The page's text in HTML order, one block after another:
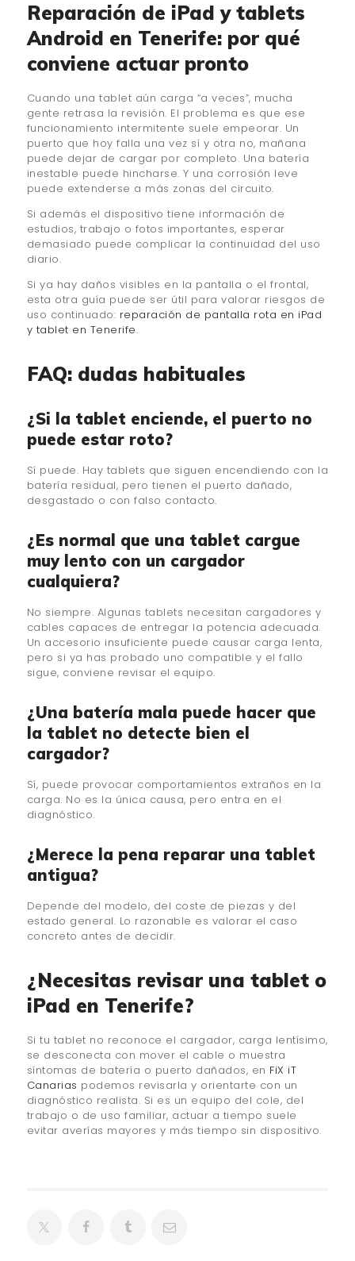
Reparación de iPad y tablets
Android en Tenerife: por qué
conviene actuar pronto
Cuando una tablet aún carga “a veces”, mucha
gente retrasa la revisión. El problema es que ese
funcionamiento intermitente suele empeorar. Un
puerto que hoy falla una vez sí y otra no, mañana
puede dejar de cargar por completo. Una batería
inestable puede hincharse. Y una corrosión leve
puede extenderse a más zonas del circuito.
Si además el dispositivo tiene información de
estudios, trabajo o fotos importantes, esperar
demasiado puede complicar la continuidad del uso
diario.
Si ya hay daños visibles en la pantalla o el frontal,
esta otra guía puede ser útil para valorar riesgos de
uso continuado: reparación de pantalla rota en iPad
y tablet en Tenerife.
FAQ: dudas habituales
¿Si la tablet enciende, el puerto no
puede estar roto?
Sí puede. Hay tablets que siguen encendiendo con la
batería residual, pero tienen el puerto dañado,
desgastado o con falso contacto.
¿Es normal que una tablet cargue
muy lento con un cargador
cualquiera?
No siempre. Algunas tablets necesitan cargadores y
cables capaces de entregar la potencia adecuada.
Un accesorio insuficiente puede causar carga lenta,
pero si ya has probado uno compatible y el fallo
sigue, conviene revisar el equipo.
¿Una batería mala puede hacer que
la tablet no detecte bien el
cargador?
Sí, puede provocar comportamientos extraños en la
carga. No es la única causa, pero entra en el
diagnóstico.
¿Merece la pena reparar una tablet
antigua?
Depende del modelo, del coste de piezas y del
estado general. Lo razonable es valorar el caso
concreto antes de decidir.
¿Necesitas revisar una tablet o
iPad en Tenerife?
Si tu tablet no reconoce el cargador, carga lentísimo,
se desconecta con mover el cable o muestra
síntomas de batería o puerto dañados, en FiX iT
Canarias podemos revisarla y orientarte con un
diagnóstico realista. Si es un equipo del cole, del
trabajo o de uso familiar, actuar a tiempo suele
evitar averías mayores y más tiempo sin dispositivo.